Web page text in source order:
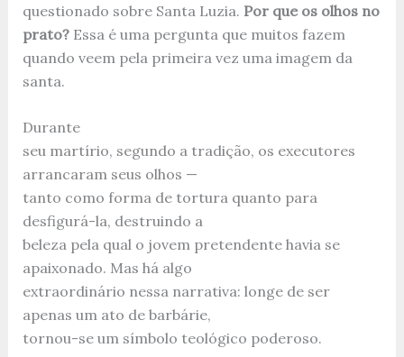
questionado sobre Santa Luzia. Por que os olhos no
prato?Essa é uma pergunta que muitos fazem
quando veem pela primeira vez uma imagem da
santa.
Durante
seu martírio, segundo a tradição, os executores
arrancaram seus olhos —
tanto como forma de tortura quanto para
desfigurá-la, destruindo a
beleza pela qual o jovem pretendente havia se
apaixonado. Mas há algo
extraordinário nessa narrativa: longe de ser
apenas um ato de barbárie,
tornou-se um símbolo teológico poderoso.